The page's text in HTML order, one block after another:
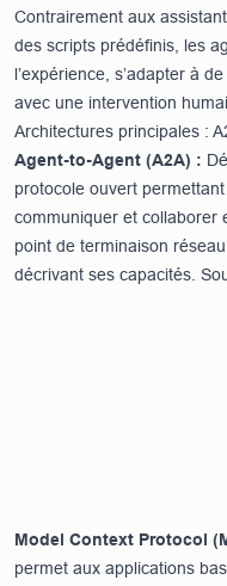
Contrairement aux
des scripts prédéfinis, les
l’expérience, s’adapter à
avec une intervention
Architectures principales :
Agent-to-Agent (A2A) :
protocole ouvert
communiquer et collaborer
point de terminaison
décrivant ses capacités.
Model Context Protocol
permet aux applications